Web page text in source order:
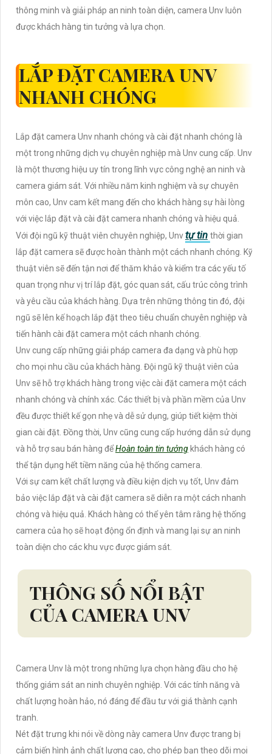
thông minh và giải pháp an ninh toàn diện, camera Unv luôn
được khách hàng tin tưởng và lựa chọn.
LẮP ĐẶT CAMERA UNV
NHANH CHÓNG
Lắp đặt camera Unv nhanh chóng và cài đặt nhanh chóng là
một trong những dịch vụ chuyên nghiệp mà Unv cung cấp. Unv
là một thương hiệu uy tín trong lĩnh vực công nghệ an ninh và
camera giám sát. Với nhiều năm kinh nghiệm và sự chuyên
môn cao, Unv cam kết mang đến cho khách hàng sự hài lòng
với việc lắp đặt và cài đặt camera nhanh chóng và hiệu quả.
Với đội ngũ kỹ thuật viên chuyên nghiệp, Unvtự tin thời gian
lắp đặt camera sẽ được hoàn thành một cách nhanh chóng. Kỹ
thuật viên sẽ đến tận nơi để thăm khảo và kiểm tra các yếu tố
quan trọng như vị trí lắp đặt, góc quan sát, cấu trúc công trình
và yêu cầu của khách hàng. Dựa trên những thông tin đó, đội
ngũ sẽ lên kế hoạch lắp đặt theo tiêu chuẩn chuyên nghiệp và
tiến hành cài đặt camera một cách nhanh chóng.
Unv cung cấp những giải pháp camera đa dạng và phù hợp
cho mọi nhu cầu của khách hàng. Đội ngũ kỹ thuật viên của
Unv sẽ hỗ trợ khách hàng trong việc cài đặt camera một cách
nhanh chóng và chính xác. Các thiết bị và phần mềm của Unv
đều được thiết kế gọn nhẹ và dễ sử dụng, giúp tiết kiệm thời
gian cài đặt. Đồng thời, Unv cũng cung cấp hướng dẫn sử dụng
và hỗ trợ sau bán hàng đểHoàn toàn tin tưởngkhách hàng có
thể tận dụng hết tiềm năng của hệ thống camera.
Với sự cam kết chất lượng và điều kiện dịch vụ tốt, Unv đảm
bảo việc lắp đặt và cài đặt camera sẽ diễn ra một cách nhanh
chóng và hiệu quả. Khách hàng có thể yên tâm rằng hệ thống
camera của họ sẽ hoạt động ổn định và mang lại sự an ninh
toàn diện cho các khu vực được giám sát.
THÔNG SỐ NỔI BẬT
CỦA CAMERA UNV
Camera Unv là một trong những lựa chọn hàng đầu cho hệ
thống giám sát an ninh chuyên nghiệp. Với các tính năng và
chất lượng hoàn hảo, nó đáng để đầu tư với giá thành cạnh
tranh.
Nét đặt trưng khi nói về dòng này camera Unv được trang bị
cảm biến hình ảnh chất lượng cao, cho phép bạn theo dõi mọi